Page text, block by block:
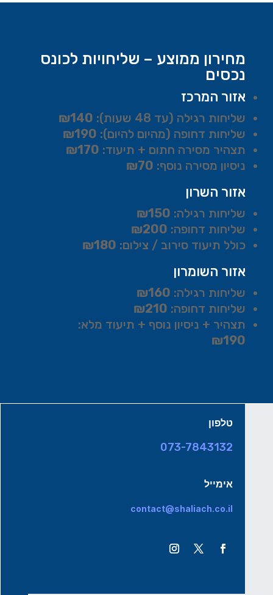
מחירון ממוצע – שליחויות לכונס
נכסים
אזור המרכז
שליחות רגילה (עד 48 שעות):
₪140
שליחות דחופה (מהיום להיום): ₪190
תצהיר מסירה חתום + תיעוד: ₪170
ניסיון מסירה נוסף: ₪70
אזור השרון
שליחות רגילה: ₪150
שליחות דחופה: ₪200
כולל תיעוד סירוב / צילום: ₪180
אזור השומרון
שליחות רגילה: ₪160
שליחות דחופה: ₪210
תצהיר + ניסיון נוסף + תיעוד מלא:
₪190
טלפון
073-7843132
אימייל
contact@shaliach.co.il